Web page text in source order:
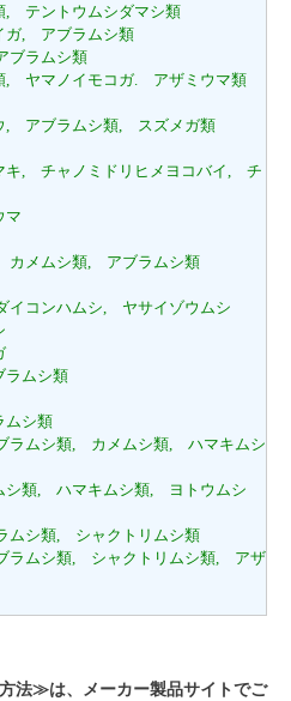
テントウムシダマシ類
ガ, アブラムシ類
ラムシ類
, ヤマノイモコガ. アザミウマ類
, アブラムシ類, スズメガ類
キ, チャノミドリヒメヨコバイ, チ
メムシ類, アブラムシ類
コンハムシ, ヤサイゾウムシ
ムシ類
ムシ類
ムシ類, カメムシ類, ハマキムシ
シ類, ハマキムシ類, ヨトウムシ
シ類, シャクトリムシ類
ラムシ類, シャクトリムシ類, アザ
法≫は、メーカー製品サイトでご